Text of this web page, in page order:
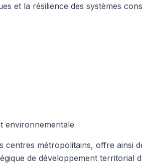
et la résilience des systèmes
environnementale
centres métropolitains, offre ainsi
de développement territorial